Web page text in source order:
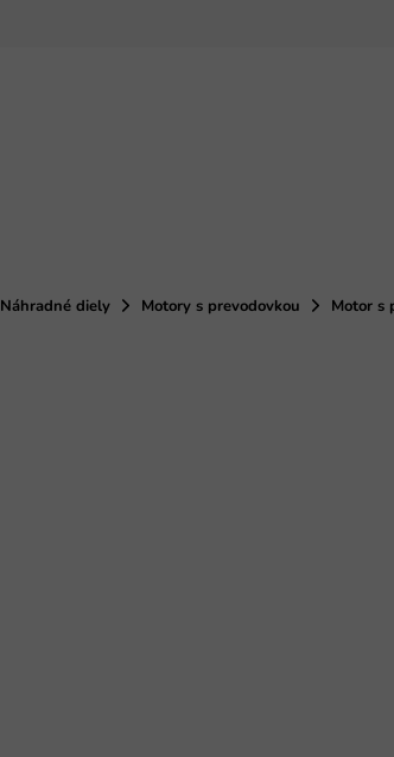
Náhradné diely Motory s prevodovkou Motor s